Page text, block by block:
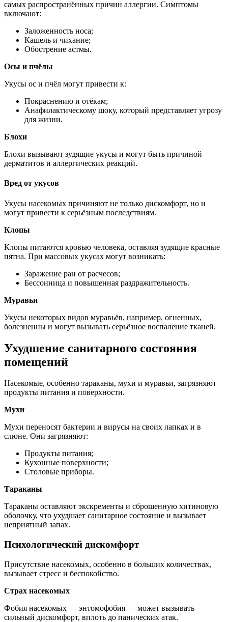
самых распространённых причин аллергии. Симптомы
включают:
Заложенность носа;
Кашель и чихание;
Обострение астмы.
Осы и пчёлы
Укусы ос и пчёл могут привести к:
Покраснению и отёкам;
Анафилактическому шоку, который представляет угрозу
для жизни.
Блохи
Блохи вызывают зудящие укусы и могут быть причиной
дерматитов и аллергических реакций.
Вред от укусов
Укусы насекомых причиняют не только дискомфорт, но и
могут привести к серьёзным последствиям.
Клопы
Клопы питаются кровью человека, оставляя зудящие красные
пятна. При массовых укусах могут возникать:
Заражение ран от расчесов;
Бессонница и повышенная раздражительность.
Муравьи
Укусы некоторых видов муравьёв, например, огненных,
болезненны и могут вызывать серьёзное воспаление тканей.
Ухудшение санитарного состояния
помещений
Насекомые, особенно тараканы, мухи и муравьи, загрязняют
продукты питания и поверхности.
Мухи
Мухи переносят бактерии и вирусы на своих лапках и в
слюне. Они загрязняют:
Продукты питания;
Кухонные поверхности;
Столовые приборы.
Тараканы
Тараканы оставляют экскременты и сброшенную хитиновую
оболочку, что ухудшает санитарное состояние и вызывает
неприятный запах.
Психологический дискомфорт
Присутствие насекомых, особенно в больших количествах,
вызывает стресс и беспокойство.
Страх насекомых
Фобия насекомых — энтомофобия — может вызывать
сильный дискомфорт, вплоть до панических атак.